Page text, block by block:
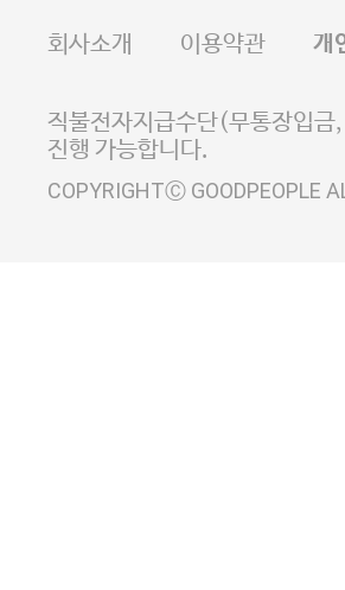
E-MAIL
사업자정보확인
이니
회사소개 이용약관 개
직불전자지급수단(무통장입금
진행 가능합니다.
COPYRIGHTⒸ GOODPEOPLE